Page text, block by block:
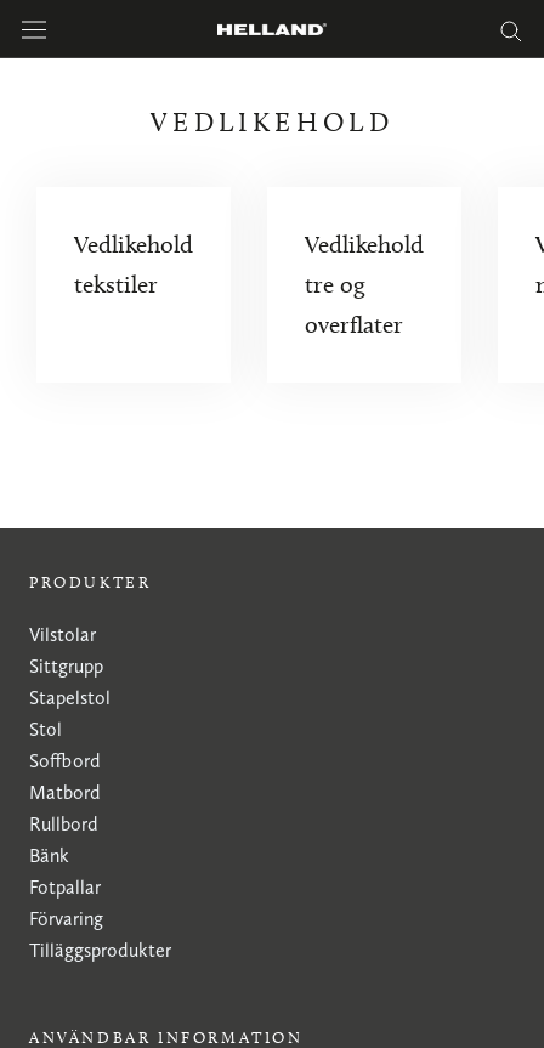
VEDLIKEHOLD
Vedlikehold
tekstiler
Vedlikehold
tre og
overflater
PRODUKTER
Vilstolar
Sittgrupp
Stapelstol
Stol
Soffbord
Matbord
Rullbord
Bänk
Fotpallar
Förvaring
Tilläggsprodukter
ANVÄNDBAR INFORMATION